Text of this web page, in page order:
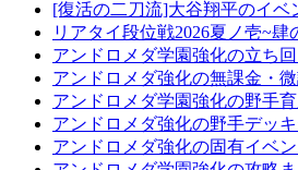
[復活の二刀流]大谷翔平のイベ
リアタイ段位戦2026夏ノ壱~
アンドロメダ学園強化の立ち
アンドロメダ強化の無課金・
アンドロメダ学園強化の野手
アンドロメダ強化の野手デッ
アンドロメダ強化の固有イベ